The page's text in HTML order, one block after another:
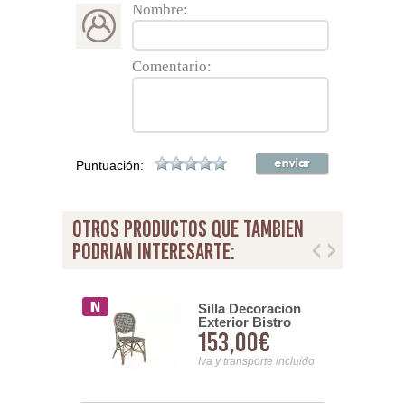
Nombre:
Comentario:
Puntuación:
otros productos que tambien
podrian interesarte:
Silla Decoracion
Exterior Bistro
Rattan y Negro
Serie Alnehan
153,00€
Iva y transporte incluido